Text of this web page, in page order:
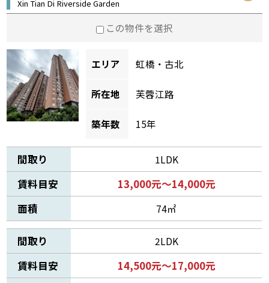
Xin Tian Di Riverside Garden
この物件を選択
エリア 虹橋・古北
所在地 芙蓉江路
築年数 15年
間取り 1LDK
賃料目安
13,000元～14,000元
面積
74㎡
間取り 2LDK
賃料目安
14,500元～17,000元